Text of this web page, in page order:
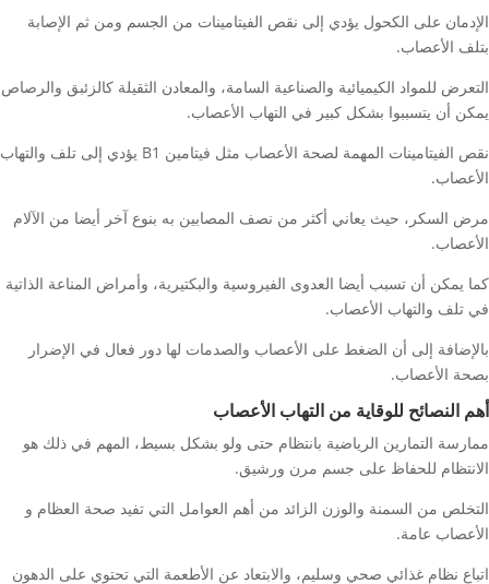
الإدمان على الكحول يؤدي إلى نقص الفيتامينات من الجسم ومن ثم الإصابة
بتلف الأعصاب.
التعرض للمواد الكيميائية والصناعية السامة، والمعادن الثقيلة كالزئبق والرصاص
يمكن أن يتسببوا بشكل كبير في التهاب الأعصاب.
نقص الفيتامينات المهمة لصحة الأعصاب مثل فيتامين B1 يؤدي إلى تلف والتهاب
الأعصاب.
مرض السكر، حيث يعاني أكثر من نصف المصابين به بنوع آخر أيضا من الآلام
الأعصاب.
كما يمكن أن تسبب أيضا العدوى الفيروسية والبكتيرية، وأمراض المناعة الذاتية
في تلف والتهاب الأعصاب.
بالإضافة إلى أن الضغط على الأعصاب والصدمات لها دور فعال في الإضرار
بصحة الأعصاب.
أهم النصائح للوقاية من التهاب الأعصاب
ممارسة التمارين الرياضية بانتظام حتى ولو بشكل بسيط، المهم في ذلك هو
الانتظام للحفاظ على جسم مرن ورشيق.
التخلص من السمنة والوزن الزائد من أهم العوامل التي تفيد صحة العظام و
الأعصاب عامة.
اتباع نظام غذائي صحي وسليم، والابتعاد عن الأطعمة التي تحتوي على الدهون